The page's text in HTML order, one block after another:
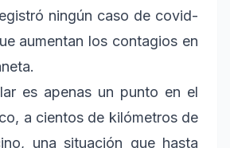
ningún caso de covid-
aumentan los contagios en
es apenas un punto en el
a cientos de kilómetros de
una situación que hasta